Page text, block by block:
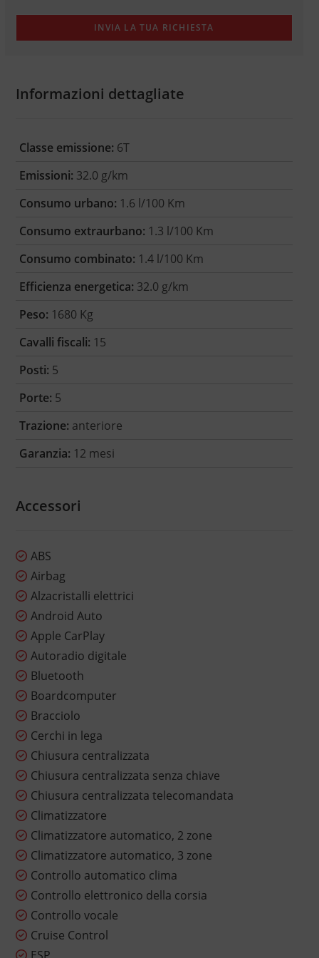
Informazioni dettagliate
Classe emissione: 6T
Emissioni: 32.0 g/km
Consumo urbano: 1.6 l/100 Km
Consumo extraurbano: 1.3 l/100 Km
Consumo combinato: 1.4 l/100 Km
Efficienza energetica: 32.0 g/km
Peso: 1680 Kg
Cavalli fiscali: 15
Posti: 5
Porte: 5
Trazione: anteriore
Garanzia: 12 mesi
Accessori
ABS
Airbag
Alzacristalli elettrici
Android Auto
Apple CarPlay
Autoradio digitale
Bluetooth
Boardcomputer
Bracciolo
Cerchi in lega
Chiusura centralizzata
Chiusura centralizzata senza chiave
Chiusura centralizzata telecomandata
Climatizzatore
Climatizzatore automatico, 2 zone
Climatizzatore automatico, 3 zone
Controllo automatico clima
Controllo elettronico della corsia
Controllo vocale
Cruise Control